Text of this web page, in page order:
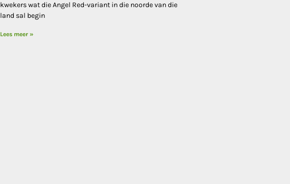
kwekers wat die Angel Red-variant in die noorde van die
land sal begin
Lees meer »